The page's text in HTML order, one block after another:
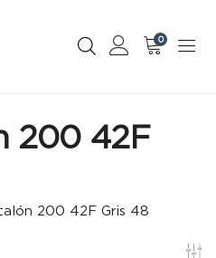
0
200 42F
200 42F Gris 48